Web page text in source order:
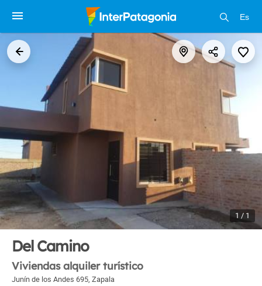
Es
1 / 1
Del Camino
Viviendas alquiler turístico
Junín de los Andes 695, Zapala